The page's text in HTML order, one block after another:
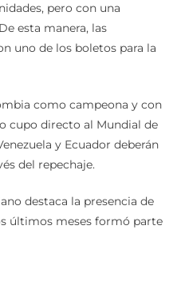
pero con una
esta manera, las
uno de los boletos para la
como campeona y con
cupo directo al Mundial de
y Ecuador deberán
del repechaje.
destaca la presencia de
últimos meses formó parte